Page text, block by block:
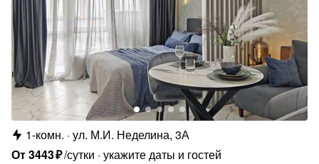
1-комн. ул. М.И. Неделина, 3А
От3443₽/сутки укажите даты и гостей